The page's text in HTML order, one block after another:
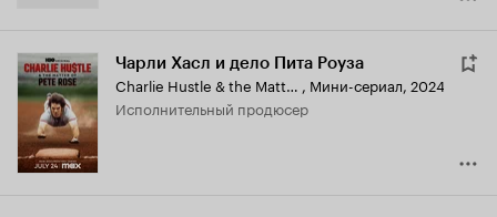
Чарли Хасл и дело Пита Роуза
Charlie Hustle & the Matter of Pete Rose , Мини-сериал, 2024
исполнительный продюсер